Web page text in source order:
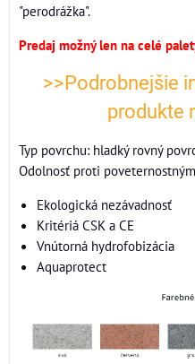
"perodrážka".
Predaj možný len na celé
>>Podrobnejšie
produkte
Typ povrchu: hladký rovný
Odolnosť proti
Ekologická nezávadnosť
Kritériá CSK a CE
Vnútorná hydrofobizácia
Aquaprotect